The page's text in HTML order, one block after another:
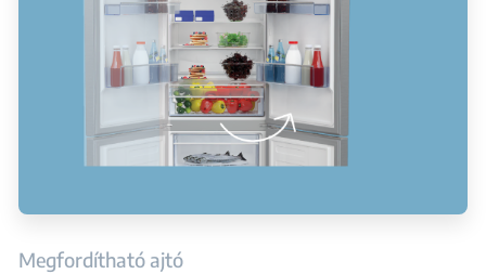
Megfordítható ajtó